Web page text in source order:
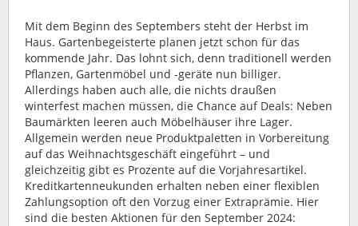
Mit dem Beginn des Septembers steht der Herbst im
Haus. Gartenbegeisterte planen jetzt schon für das
kommende Jahr. Das lohnt sich, denn traditionell werden
Pflanzen, Gartenmöbel und -geräte nun billiger.
Allerdings haben auch alle, die nichts draußen
winterfest machen müssen, die Chance auf Deals: Neben
Baumärkten leeren auch Möbelhäuser ihre Lager.
Allgemein werden neue Produktpaletten in Vorbereitung
auf das Weihnachtsgeschäft eingeführt – und
gleichzeitig gibt es Prozente auf die Vorjahresartikel.
Kreditkartenneukunden erhalten neben einer flexiblen
Zahlungsoption oft den Vorzug einer Extraprämie. Hier
sind die besten Aktionen für den September 2024: